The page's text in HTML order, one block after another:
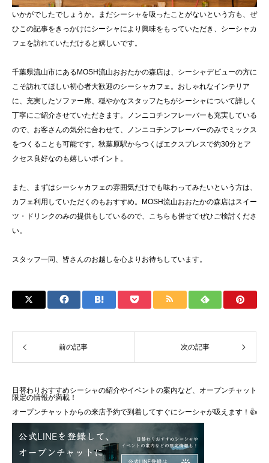
いかがでしたでしょうか。まだシーシャを吸ったことがないという方も、ぜ
ひこの記事をきっかけにシーシャにより興味をもっていただき、シーシャカ
フェを訪れていただけると嬉しいです。
千葉県流山市にあるMOSH流山おおたかの森店は、シーシャデビューの方に
こそ訪れてほしい初心者大歓迎のシーシャカフェ。おしゃれなインテリア
に、充実したソファー席、穏やかなスタッフたちがシーシャについて詳しく
丁寧にご紹介させていただきます。ノンニコチンフレーバーも充実している
ので、お客さんの気分に合わせて、ノンニコチンフレーバーのみでミックス
をつくることも可能です。秋葉原駅からつくばエクスプレスで約30分とア
クセス良好なのも嬉しいポイント。
また、まずはシーシャカフェの雰囲気だけでも味わってみたいという方は、
カフェ利用していただくのもおすすめ。MOSH流山おおたかの森店はスイー
ツ・ドリンクのみの提供もしているので、こちらも併せてぜひご検討くださ
い。
スタッフ一同、皆さんのお越しを心よりお待ちしています。
前の記事 次の記事
日替わりおすすめシーシャの紹介やイベントの案内など、オープンチャット
限定の情報が満載！
オープンチャットからの来店予約で到着してすぐにシーシャが吸えます！👍